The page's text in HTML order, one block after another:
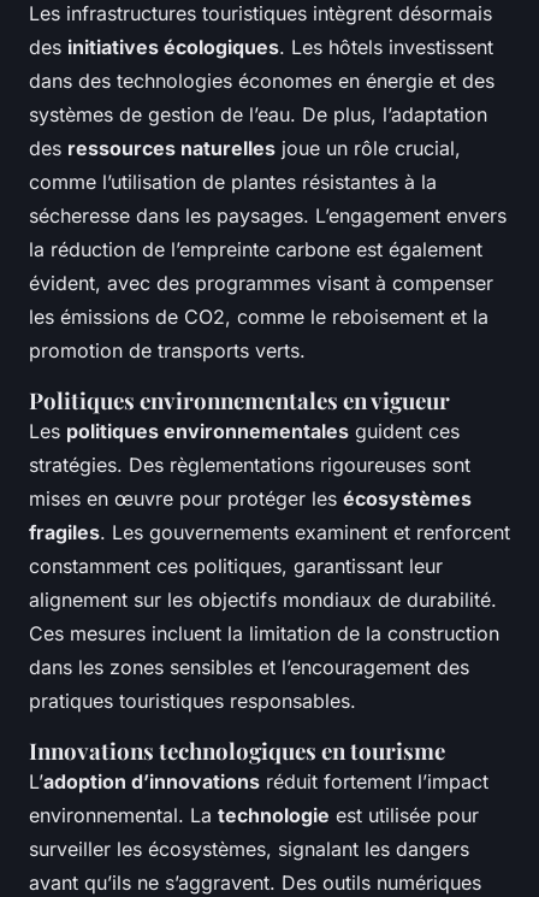
Les infrastructures touristiques intègrent désormais
des initiatives écologiques. Les hôtels investissent
dans des technologies économes en énergie et des
systèmes de gestion de l’eau. De plus, l’adaptation
des ressources naturelles joue un rôle crucial,
comme l’utilisation de plantes résistantes à la
sécheresse dans les paysages. L’engagement envers
la réduction de l’empreinte carbone est également
évident, avec des programmes visant à compenser
les émissions de CO2, comme le reboisement et la
promotion de transports verts.
Politiques environnementales en vigueur
Les politiques environnementales guident ces
stratégies. Des règlementations rigoureuses sont
mises en œuvre pour protéger les écosystèmes
fragiles. Les gouvernements examinent et renforcent
constamment ces politiques, garantissant leur
alignement sur les objectifs mondiaux de durabilité.
Ces mesures incluent la limitation de la construction
dans les zones sensibles et l’encouragement des
pratiques touristiques responsables.
Innovations technologiques en tourisme
L’adoption d’innovations réduit fortement l’impact
environnemental. La technologie est utilisée pour
surveiller les écosystèmes, signalant les dangers
avant qu’ils ne s’aggravent. Des outils numériques